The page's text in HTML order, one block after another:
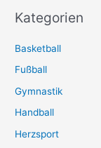
Kategorien
Basketball
Fußball
Gymnastik
Handball
Herzsport